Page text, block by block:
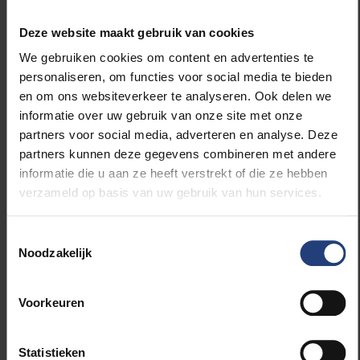
Deze website maakt gebruik van cookies
We gebruiken cookies om content en advertenties te
personaliseren, om functies voor social media te bieden
en om ons websiteverkeer te analyseren. Ook delen we
informatie over uw gebruik van onze site met onze
partners voor social media, adverteren en analyse. Deze
partners kunnen deze gegevens combineren met andere
informatie die u aan ze heeft verstrekt of die ze hebben
verzameld op basis van uw gebruik van hun services.
Noodzakelijk
Voorkeuren
Statistieken
Mara De Belder- 29e plaats
Vlaams Parlement
Antwerpen:
"Ik hoop dat de politiek binnen 5 jaar terug in functie
van het volk staat en niet meer van de grote
bedrijven of de rijkste 1%. Ik hoop dat er tegen dan
aan hun beloftes houden. Ik hoop dat er dan niet
alleen naar de mensen wordt geluisterd wanneer de
Bovenal hoop ik dat het volk gaat blijven op straat